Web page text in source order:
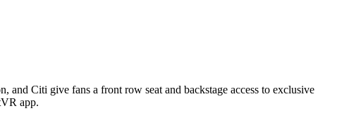
Citi give fans a front row seat and backstage access to exclusive
app.